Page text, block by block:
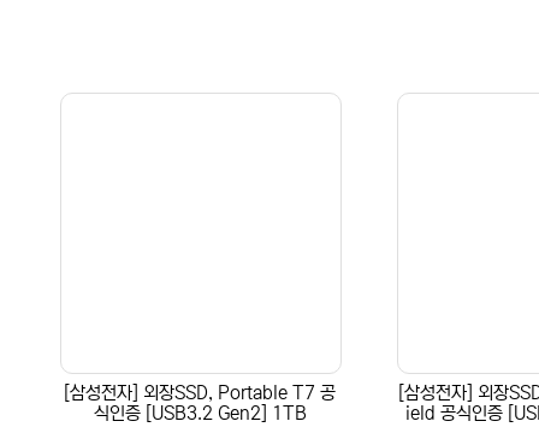
[삼성전자] 외장SSD, Portable T7 공
식인증 [USB3.2 Gen2] 1TB
[삼성전자] 외장
ield 공식인증